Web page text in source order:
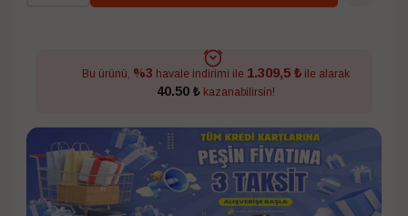
Bu ürünü, %3 havale indirimi ile 1.309,5 ₺ile alarak
40.50 ₺kazanabilirsin!